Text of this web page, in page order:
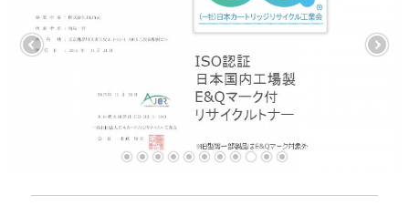
印字枚数について
対応プリンターメーカー
見積書発行依頼
なぜ業務用を選ぶべき？